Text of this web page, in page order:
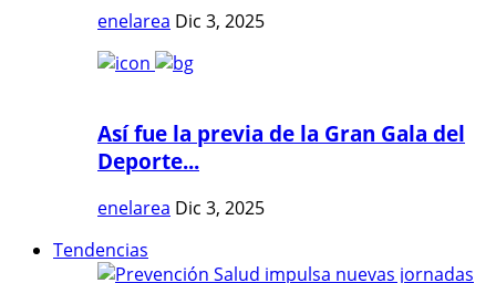
enelarea Dic 3, 2025
Así fue la previa de la Gran Gala del
Deporte...
enelarea Dic 3, 2025
Tendencias